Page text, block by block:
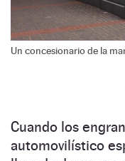
Un concesionario de la
Cuando los
automovilístico